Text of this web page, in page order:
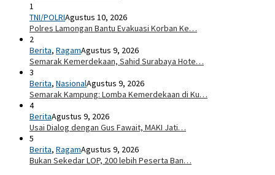
1
TNI/POLRIAgustus 10, 2026
Polres Lamongan Bantu Evakuasi Korban Ke…
2
Berita, RagamAgustus 9, 2026
Semarak Kemerdekaan, Sahid Surabaya Hote…
3
Berita, NasionalAgustus 9, 2026
Semarak Kampung: Lomba Kemerdekaan di Ku…
4
BeritaAgustus 9, 2026
Usai Dialog dengan Gus Fawait, MAKI Jati…
5
Berita, RagamAgustus 9, 2026
Bukan Sekedar LOP, 200 lebih Peserta Ban…